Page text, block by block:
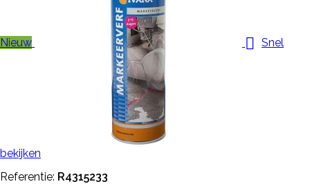
Nieuw  Snel
bekijken
Referentie: R4315233